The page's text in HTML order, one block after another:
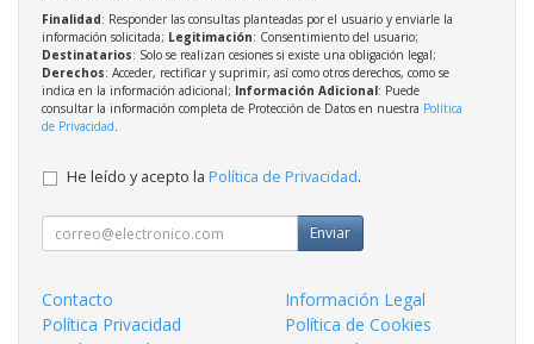
Finalidad: Responder las consultas planteadas por el usuario y enviarle la
información solicitada; Legitimación: Consentimiento del usuario;
Destinatarios: Solo se realizan cesiones si existe una obligación legal;
Derechos: Acceder, rectificar y suprimir, así como otros derechos, como se
indica en la información adicional; Información Adicional: Puede
consultar la información completa de Protección de Datos en nuestra Política
de Privacidad.
He leído y acepto la Política de Privacidad.
Enviar
Contacto
Información Legal
Política Privacidad
Política de Cookies